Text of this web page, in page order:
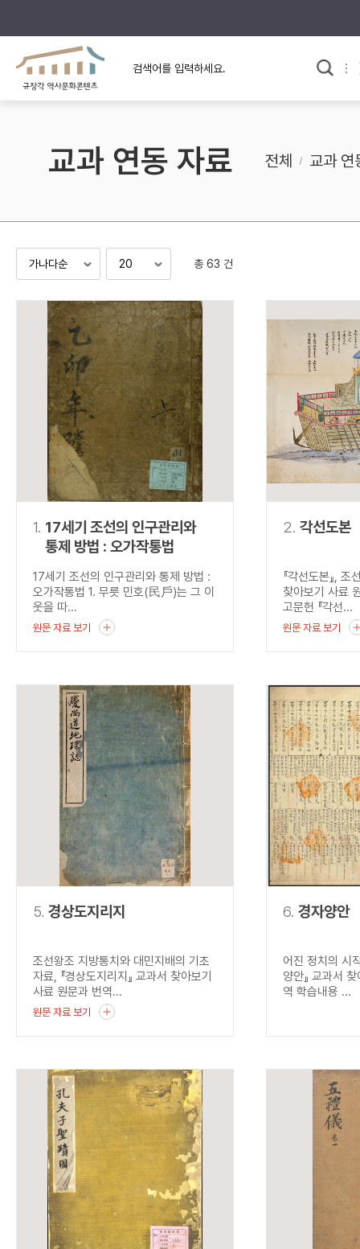
규장각의 어제와 오늘
규장각 소개영상
사료와 문학으로 본
고대
고려
조선 후기
검색 연산자 사용안내
연산자
AND 정조 AND 정약용
“정조”와 “정약
색
정조 OR 정약용 “정조” 또는 “정
NOT 정조 NOT 정약용
“정조”가 나온
료를 검색
동시에 여러 개의 연산자를 사용할 수 있습니다.
교과 연동 자료 전체 교과 연
총 63 건
1. 17세기 조선의 인구관리와
통제 방법 : 오가작통법
17세기 조선의 인구관리와 통제 방법 :
오가작통법 1. 무릇 민호(民戶)는 그 이
웃을 따...
원문 자료 보기
2. 각선도본
『각선도본』,
찾아보기 사료
고문헌 『각선...
원문 자료 보기
5. 경상도지리지
조선왕조 지방통치와 대민지배의 기초
자료, 『경상도지리지』 교과서 찾아보기
사료 원문과 번역...
원문 자료 보기
6. 경자양안
어진 정치의 시
양안』 교과서
역 학습내용 ...